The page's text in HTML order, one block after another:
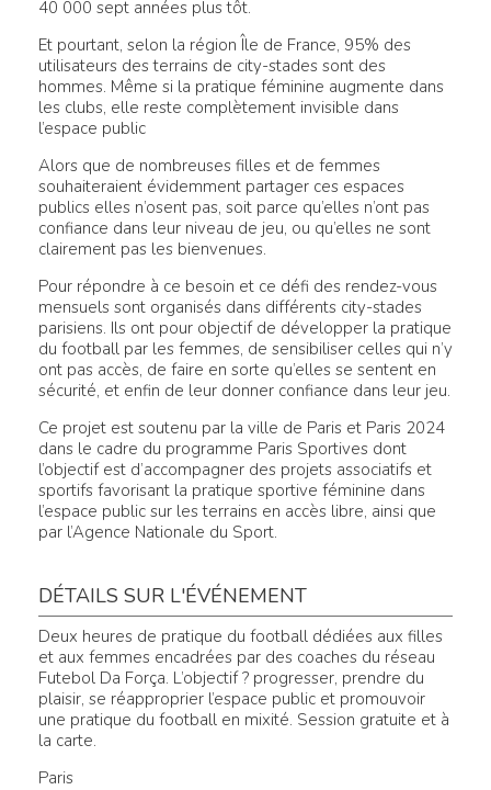
40 000 sept années plus tôt.
Et pourtant, selon la région Île de France, 95% des
utilisateurs des terrains de city-stades sont des
hommes. Même si la pratique féminine augmente dans
les clubs, elle reste complètement invisible dans
l’espace public
Alors que de nombreuses filles et de femmes
souhaiteraient évidemment partager ces espaces
publics elles n’osent pas, soit parce qu’elles n’ont pas
confiance dans leur niveau de jeu, ou qu’elles ne sont
clairement pas les bienvenues.
Pour répondre à ce besoin et ce défi des rendez-vous
mensuels sont organisés dans différents city-stades
parisiens. Ils ont pour objectif de développer la pratique
du football par les femmes, de sensibiliser celles qui n’y
ont pas accès, de faire en sorte qu’elles se sentent en
sécurité, et enfin de leur donner confiance dans leur jeu.
Ce projet est soutenu par la ville de Paris et Paris 2024
dans le cadre du programme Paris Sportives dont
l’objectif est d’accompagner des projets associatifs et
sportifs favorisant la pratique sportive féminine dans
l’espace public sur les terrains en accès libre, ainsi que
par l’Agence Nationale du Sport.
DÉTAILS SUR L'ÉVÉNEMENT
Deux heures de pratique du football dédiées aux filles
et aux femmes encadrées par des coaches du réseau
Futebol Da Força. L’objectif ? progresser, prendre du
plaisir, se réapproprier l’espace public et promouvoir
une pratique du football en mixité. Session gratuite et à
la carte.
Paris